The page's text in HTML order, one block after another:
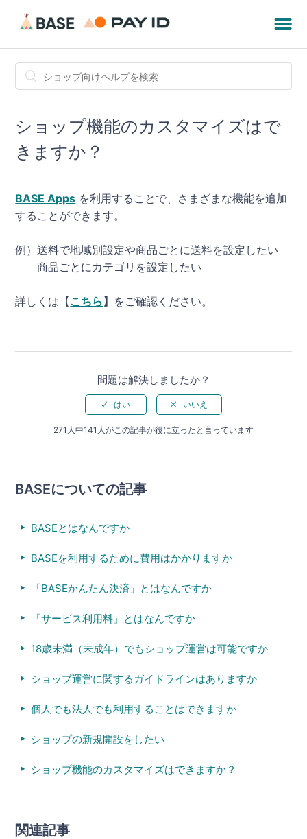
ショップ機能のカスタマイズはで
きますか？
BASE Apps を利用することで、さまざまな機能を追加
することができます。
例）送料で地域別設定や商品ごとに送料を設定したい
商品ごとにカテゴリを設定したい
詳しくは【こちら 】 をご確認ください。
問題は解決しましたか？
271人中141人がこの記事が役に立ったと言っています
BASEについての記事
BASEとはなんですか
BASEを利用するために費用はかかりますか
「BASEかんたん決済」とはなんですか
「サービス利用料」とはなんですか
18歳未満（未成年）でもショップ運営は可能ですか
ショップ運営に関するガイドラインはありますか
個人でも法人でも利用することはできますか
ショップの新規開設をしたい
ショップ機能のカスタマイズはできますか？
関連記事